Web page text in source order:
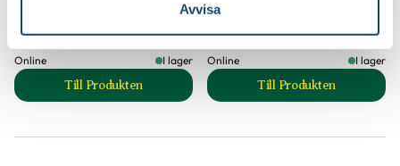
Avvisa
Välj butik
Online
I lager
Till Produkten
till Keramikdekoration Blomma produktsida
69
Välj butik
Online
I lager
Till Produkten
till